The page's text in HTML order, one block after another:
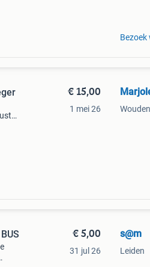
Bezoek
€ 15,00
1 mei 26
€ 5,00
31 jul 26
s@m
Leiden